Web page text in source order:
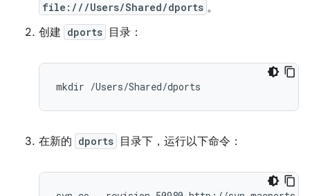
file:///Users/Shared/dports 。
创建 dports 目录：
在新的 dports 目录下，运行以下命令：